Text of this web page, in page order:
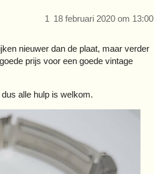
18 februari 2020 om 13:00
1
nieuwer dan de plaat, maar verder
prijs voor een goede vintage
alle hulp is welkom.